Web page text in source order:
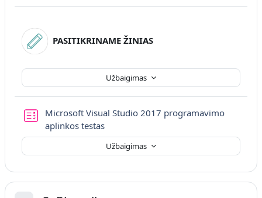
Užbaigimas
PASITIKRINAME ŽINIAS
Microsoft Visual Studio 2017 programavimo
aplinkos testas
Užbaigimas